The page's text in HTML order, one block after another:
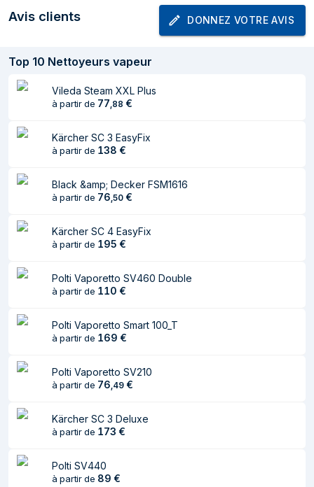
Poids
Profondeur 460 mm
Hauteur 265 mm
Puissance
Puissance
Tension d'entrée
220-240 V
Fréquence
50 Hz
Contenu de l'emballage
Brosse incluse
buse de pointage Oui
Design
Capacité 0,5 L
Longueur du câble 5 m
Avis clients DONNEZ VOTRE AVIS
Top 10 Nettoyeurs vapeur
Vileda Steam XXL Plus
à partir de 77 88 €
Kärcher SC 3 EasyFix
à partir de 138 €
Black &amp; Decker FSM1616
à partir de 76 50 €
Kärcher SC 4 EasyFix
à partir de 195 €
Polti Vaporetto SV460 Double
à partir de 110 €
Polti Vaporetto Smart 100_T
à partir de 169 €
Polti Vaporetto SV210
à partir de 76 49 €
Kärcher SC 3 Deluxe
à partir de 173 €
Polti SV440
à partir de 89 €